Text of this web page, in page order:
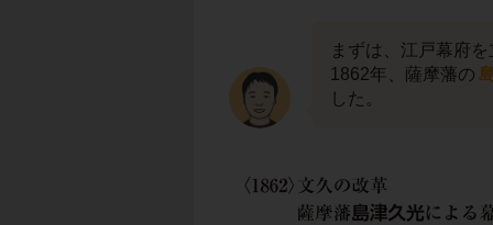
まずは、江戸幕府
1862年、薩摩藩の
した。